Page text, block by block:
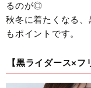
るのが◎
秋冬に着たくなる
もポイントです。
【黒ライダース×